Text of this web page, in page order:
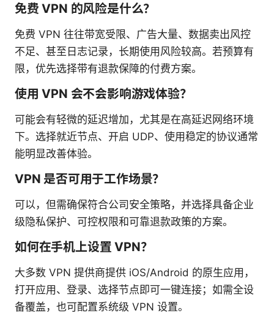
免费 VPN 的风险是什么？
免费 VPN 往往带宽受限、广告大量、数据卖出风控
不足、甚至日志记录，长期使用风险较高。若预算有
限，优先选择带有退款保障的付费方案。
使用 VPN 会不会影响游戏体验？
可能会有轻微的延迟增加，尤其是在高延迟网络环境
下。选择就近节点、开启 UDP、使用稳定的协议通常
能明显改善体验。
VPN 是否可用于工作场景？
可以，但需确保符合公司安全策略，并选择具备企业
级隐私保护、可控权限和可靠退款政策的方案。
如何在手机上设置 VPN？
大多数 VPN 提供商提供 iOS/Android 的原生应用，
打开应用、登录、选择节点即可一键连接；如需全设
备覆盖，也可配置系统级 VPN 设置。